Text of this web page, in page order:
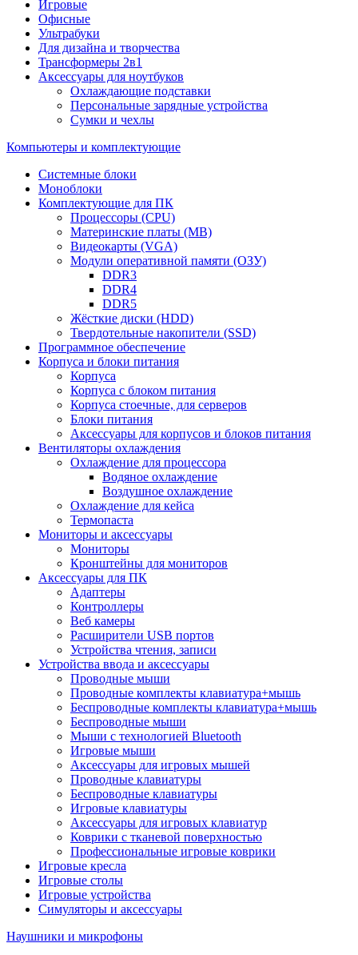
Игровые
Офисные
Ультрабуки
Для дизайна и творчества
Трансформеры 2в1
Аксессуары для ноутбуков
Охлаждающие подставки
Персональные зарядные устройства
Сумки и чехлы
Компьютеры и комплектующие
Системные блоки
Моноблоки
Комплектующие для ПК
Процессоры (CPU)
Материнские платы (MB)
Видеокарты (VGA)
Модули оперативной памяти (ОЗУ)
DDR3
DDR4
DDR5
Жёсткие диски (HDD)
Твердотельные накопители (SSD)
Программное обеспечение
Корпуса и блоки питания
Корпуса
Корпуса с блоком питания
Корпуса стоечные, для серверов
Блоки питания
Аксессуары для корпусов и блоков питания
Вентиляторы охлаждения
Охлаждение для процессора
Водяное охлаждение
Воздушное охлаждение
Охлаждение для кейса
Термопаста
Мониторы и аксессуары
Мониторы
Кронштейны для мониторов
Аксессуары для ПК
Адаптеры
Контроллеры
Веб камеры
Расширители USB портов
Устройства чтения, записи
Устройства ввода и аксессуары
Проводные мыши
Проводные комплекты клавиатура+мышь
Беспроводные комплекты клавиатура+мышь
Беспроводные мыши
Мыши с технологией Bluetooth
Игровые мыши
Аксессуары для игровых мышей
Проводные клавиатуры
Беспроводные клавиатуры
Игровые клавиатуры
Аксессуары для игровых клавиатур
Коврики с тканевой поверхностью
Профессиональные игровые коврики
Игровые кресла
Игровые столы
Игровые устройства
Симуляторы и аксессуары
Наушники и микрофоны